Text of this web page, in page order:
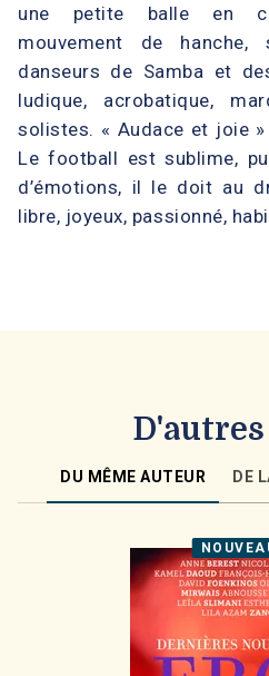
une petite balle en
mouvement de
danseurs de Samba et
ludique, acrobatique,
solistes. « Audace et joie
Le football est sublime,
d’émotions, il le doit au
libre, joyeux, passionné,
DU MÊME AUTEUR DE